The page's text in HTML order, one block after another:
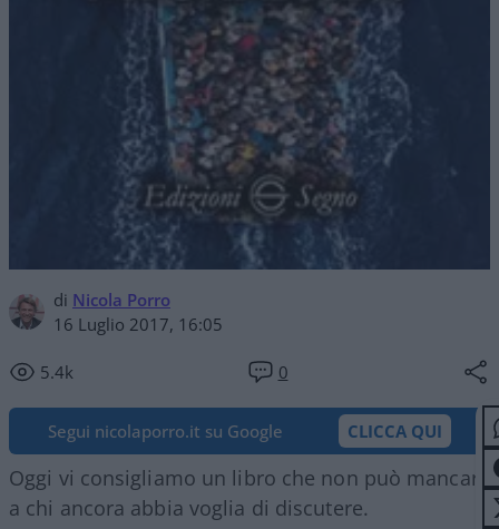
di Nicola Porro
16 Luglio 2017, 16:05
5.4k 0
Segui nicolaporro.it su Google CLICCA QUI
Oggi vi consigliamo un libro che non può mancare
a chi ancora abbia voglia di discutere.